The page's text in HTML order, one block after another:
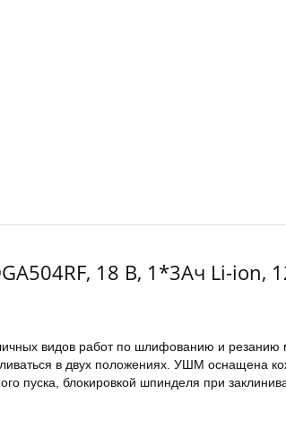
18 В, 1*3Ач Li-ion,
видов работ по шлифованию и резанию
в двух положениях. УШМ оснащена
пуска, блокировкой шпинделя при